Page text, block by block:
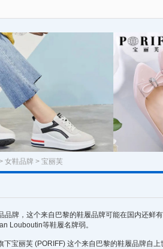
女鞋品牌 > 宝丽芙
品牌，这个来自巴黎的鞋履品牌可能在国内还鲜
Louboutin等鞋履名牌弱。
宝丽芙 (PORIFF) 这个来自巴黎的鞋履品牌自上